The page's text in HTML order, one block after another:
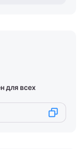
для всех